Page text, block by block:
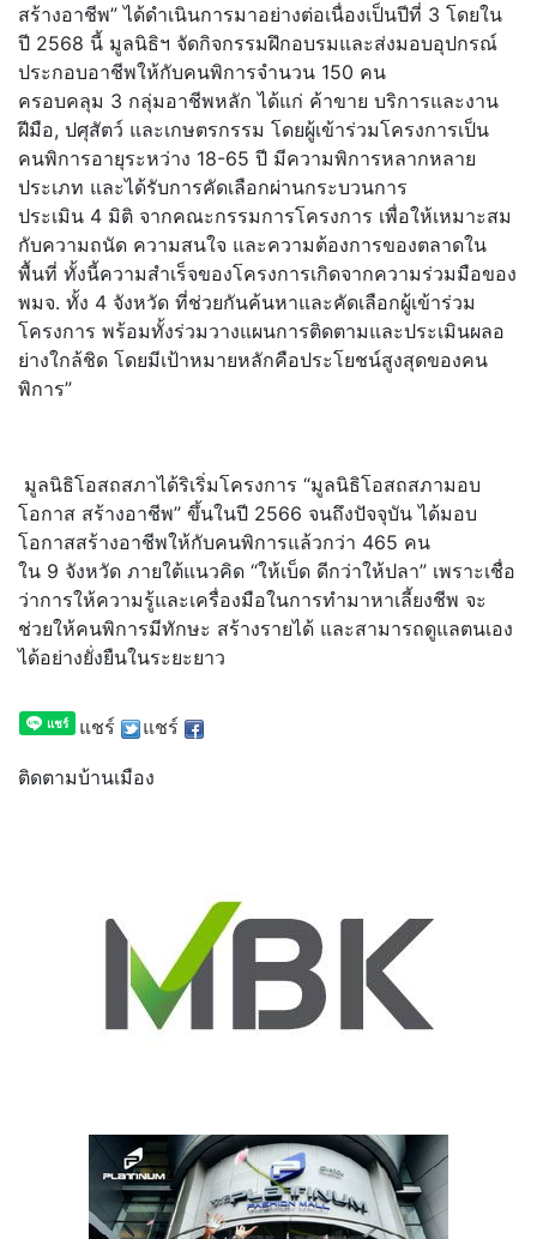
สร้างอาชีพ” ได้ดำเนินการมาอย่างต่อเนื่องเป็นปีที่ 3 โดยใน
ปี 2568 นี้ มูลนิธิฯ จัดกิจกรรมฝึกอบรมและส่งมอบอุปกรณ์
ประกอบอาชีพให้กับคนพิการจำนวน 150 คน
ครอบคลุม 3 กลุ่มอาชีพหลัก ได้แก่ ค้าขาย บริการและงาน
ฝีมือ, ปศุสัตว์ และเกษตรกรรม โดยผู้เข้าร่วมโครงการเป็น
คนพิการอายุระหว่าง 18-65 ปี มีความพิการหลากหลาย
ประเภท และได้รับการคัดเลือกผ่านกระบวนการ
ประเมิน 4 มิติ จากคณะกรรมการโครงการ เพื่อให้เหมาะสม
กับความถนัด ความสนใจ และความต้องการของตลาดใน
พื้นที่ ทั้งนี้ความสำเร็จของโครงการเกิดจากความร่วมมือของ
พมจ. ทั้ง 4 จังหวัด ที่ช่วยกันค้นหาและคัดเลือกผู้เข้าร่วม
โครงการ พร้อมทั้งร่วมวางแผนการติดตามและประเมินผลอ
ย่างใกล้ชิด โดยมีเป้าหมายหลักคือประโยชน์สูงสุดของคน
พิการ”
มูลนิธิโอสถสภาได้ริเริ่มโครงการ “มูลนิธิโอสถสภามอบ
โอกาส สร้างอาชีพ” ขึ้นในปี 2566 จนถึงปัจจุบัน ได้มอบ
โอกาสสร้างอาชีพให้กับคนพิการแล้วกว่า 465 คน
ใน 9 จังหวัด ภายใต้แนวคิด “ให้เบ็ด ดีกว่าให้ปลา” เพราะเชื่อ
ว่าการให้ความรู้และเครื่องมือในการทำมาหาเลี้ยงชีพ จะ
ช่วยให้คนพิการมีทักษะ สร้างรายได้ และสามารถดูแลตนเอง
ได้อย่างยั่งยืนในระยะยาว
แชร์ แชร์
ติดตามบ้านเมือง